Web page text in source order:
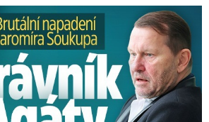
Právník Agáty promluvil